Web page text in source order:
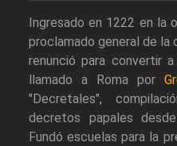
Ingresado en 1222 en la
proclamado general de la
renunció para convertir
llamado a Roma por
"Decretales",
decretos papales
Fundó escuelas para la